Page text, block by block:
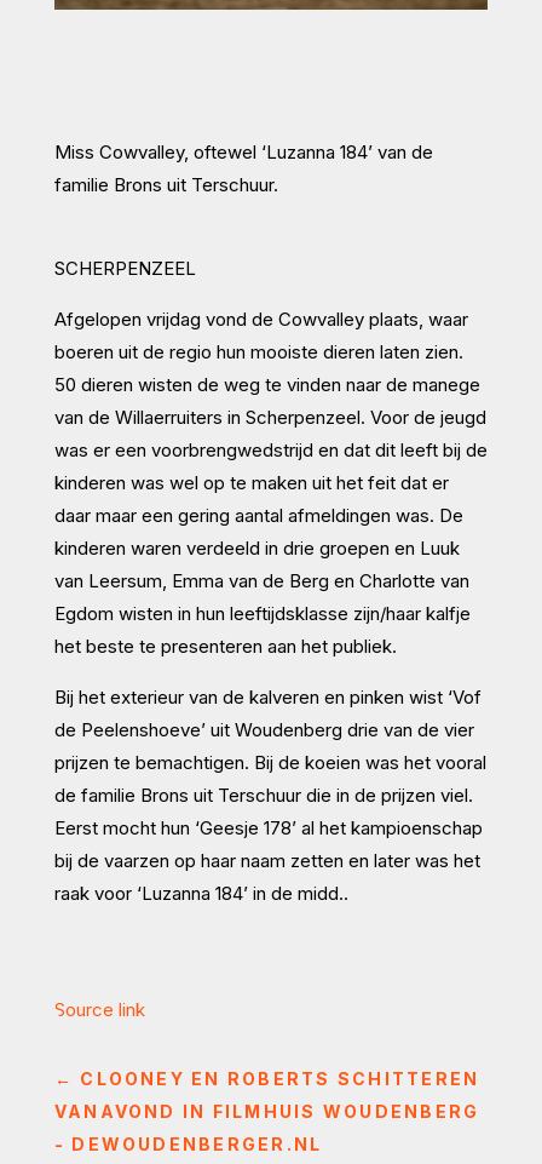
Miss Cowvalley, oftewel ‘Luzanna 184’ van de
familie Brons uit Terschuur.
SCHERPENZEEL
Afgelopen vrijdag vond de Cowvalley plaats, waar
boeren uit de regio hun mooiste dieren laten zien.
50 dieren wisten de weg te vinden naar de manege
van de Willaerruiters in Scherpenzeel. Voor de jeugd
was er een voorbrengwedstrijd en dat dit leeft bij de
kinderen was wel op te maken uit het feit dat er
daar maar een gering aantal afmeldingen was. De
kinderen waren verdeeld in drie groepen en Luuk
van Leersum, Emma van de Berg en Charlotte van
Egdom wisten in hun leeftijdsklasse zijn/haar kalfje
het beste te presenteren aan het publiek.
Bij het exterieur van de kalveren en pinken wist ‘Vof
de Peelenshoeve’ uit Woudenberg drie van de vier
prijzen te bemachtigen. Bij de koeien was het vooral
de familie Brons uit Terschuur die in de prijzen viel.
Eerst mocht hun ‘Geesje 178’ al het kampioenschap
bij de vaarzen op haar naam zetten en later was het
raak voor ‘Luzanna 184’ in de midd..
Source link
← CLOONEY EN ROBERTS SCHITTEREN
VANAVOND IN FILMHUIS WOUDENBERG
- DEWOUDENBERGER.NL